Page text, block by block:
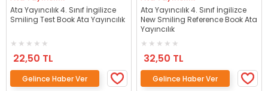
Ata Yayıncılık 4. Sınıf İngilizce
Smiling Test Book Ata Yayıncılık
22,50 TL
Gelince Haber Ver
Ata Yayıncılık 4. Sınıf İngilizce
New Smiling Reference Book Ata
Yayıncılık
32,50 TL
Gelince Haber Ver